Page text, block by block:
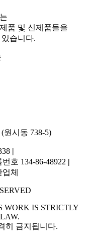
품 및 신제품들을
습니다.
원시동 738-5)
|
호 134-86-48922 |
체
WORK IS STRICTLY
히 금지됩니다.